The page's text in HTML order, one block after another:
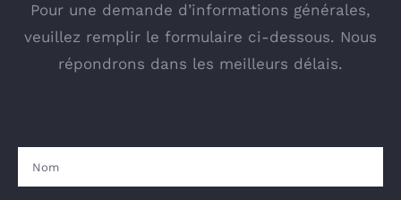
Pour une demande d’informations générales,
veuillez remplir le formulaire ci-dessous. Nous
répondrons dans les meilleurs délais.